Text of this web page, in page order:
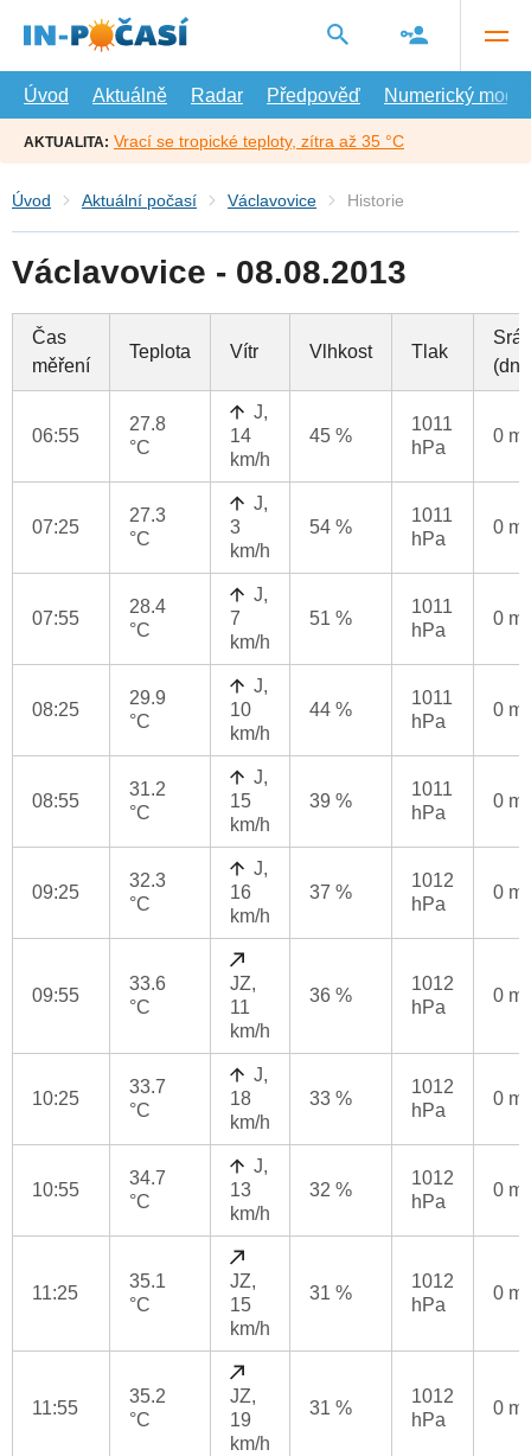
hlavní
Úvod
Aktuálně Radar Předpověď Numerický model
AKTUALITA: Vrací se tropické teploty, zítra až 35 °C
Úvod Aktuální počasí Václavovice Historie
Václavovice - 08.08.2013
Čas
měření
Teplota Vítr Vlhkost Tlak
06:55
27.8
°C
J,
14
km/h
45 %
1011
hPa
0
07:25
27.3
°C
J,
3
km/h
54 %
1011
hPa
0
07:55
28.4
°C
J,
7
km/h
51 %
1011
hPa
0
08:25
29.9
°C
J,
10
km/h
44 %
1011
hPa
0
08:55
31.2
°C
J,
15
km/h
39 %
1011
hPa
0
09:25
32.3
°C
J,
16
km/h
37 %
1012
hPa
0
09:55
33.6
°C
JZ,
11
km/h
36 %
1012
hPa
0
10:25
33.7
°C
J,
18
km/h
33 %
1012
hPa
0
10:55
34.7
°C
J,
13
km/h
32 %
1012
hPa
0
11:25
35.1
°C
JZ,
15
km/h
31 %
1012
hPa
0
11:55
35.2
°C
JZ,
19
km/h
31 %
1012
hPa
0